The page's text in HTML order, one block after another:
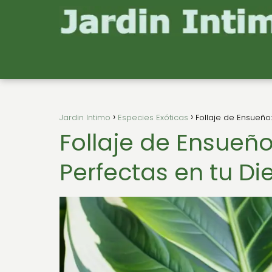
Jardin Intimo Especies Exóticas Follaje de
Follaje de
Perfectas en tu